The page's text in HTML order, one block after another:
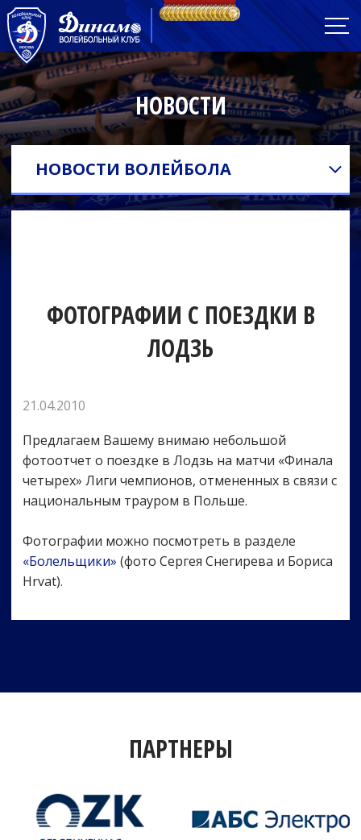
НОВОСТИ
НОВОСТИ ВОЛЕЙБОЛА
ФОТОГРАФИИ С ПОЕЗДКИ В
ЛОДЗЬ
21.04.2010
Предлагаем Вашему внимаю небольшой
фотоотчет о поездке в Лодзь на матчи «Финала
четырех» Лиги чемпионов, отмененных в связи с
национальным трауром в Польше.
Фотографии можно посмотреть в разделе
«Болельщики» (фото Сергея Снегирева и Бориса
Hrvat).
ПАРТНЕРЫ